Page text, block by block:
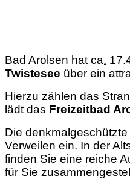
Bad Arolsen hat ca.
Twistesee über ein
Hierzu zählen das
lädt das Freizeitbad
Die
Verweilen ein. In der
finden Sie eine reiche
für Sie